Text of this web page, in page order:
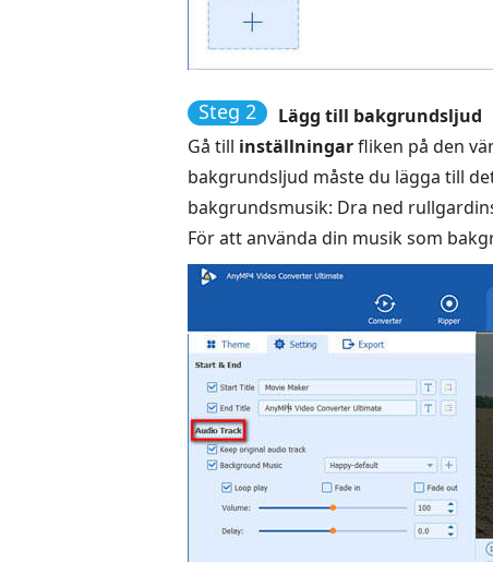
Steg 2
Lägg till bakgrundsljud
Gå till inställningarfliken på den
bakgrundsljud måste du lägga till
bakgrundsmusik: Dra ned
För att använda din musik som